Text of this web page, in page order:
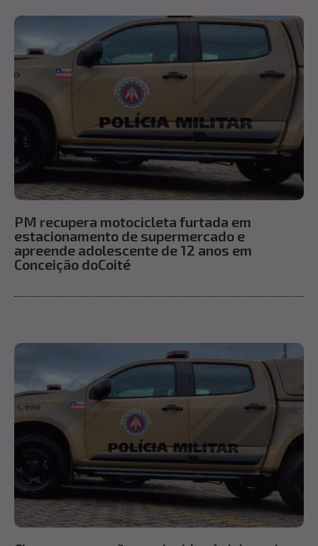
PM recupera motocicleta furtada em
estacionamento de supermercado e
apreende adolescente de 12 anos em
Conceição doCoité